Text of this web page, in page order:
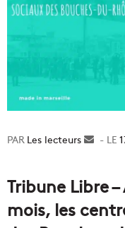
Les lecteurs
Tribune Libre
mois, les